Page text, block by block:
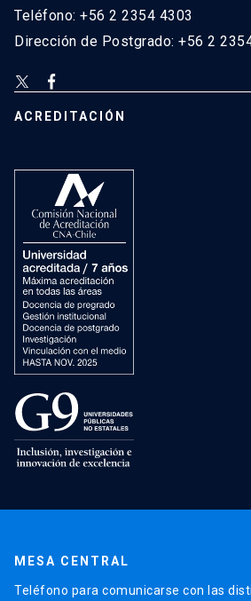
Teléfono: +56 2 2354 4303
Dirección de Postgrado: +56 2
ACREDITACIÓN
MESA CENTRAL
Teléfono para comunicarse con las